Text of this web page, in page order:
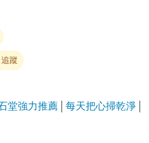
追蹤
堂強力推薦 每天把心掃乾淨